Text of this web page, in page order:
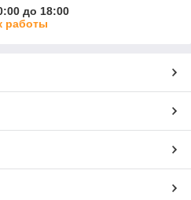
до 18:00
работы